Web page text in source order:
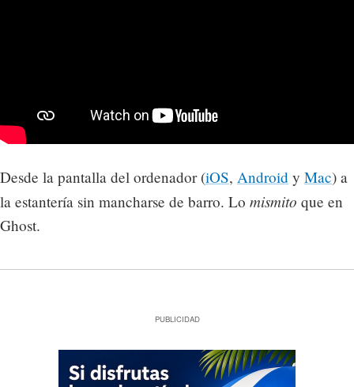
Desde la pantalla del ordenador (iOS, Android y Mac) a
la estantería sin mancharse de barro. Lo mismito que en
Ghost.
PUBLICIDAD